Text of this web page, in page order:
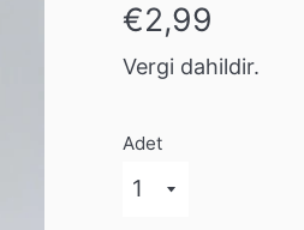
Normal
fiyat
€2,99
Vergi dahildir.
Adet